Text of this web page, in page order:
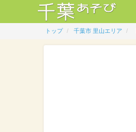
トップ 千葉市 里山エリア